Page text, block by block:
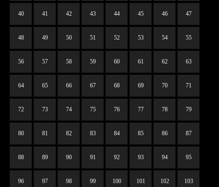
40 41 42 43 44 45 46 47
48 49 50 51 52 53 54 55
56 57 58 59 60 61 62 63
64 65 66 67 68 69 70 71
72 73 74 75 76 77 78 79
80 81 82 83 84 85 86 87
88 89 90 91 92 93 94 95
96 97 98 99 100 101 102 103